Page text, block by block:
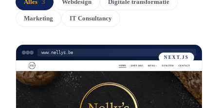
Alles 3 Webdesign Digitale transformatie
Marketing IT Consultancy
www.nellys.be
NEXT.JS